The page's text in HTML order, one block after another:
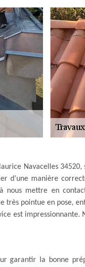
Navacelles
d’une manière
nous mettre en
très pointue en pose,
est impressionnante.
garantir la bonne